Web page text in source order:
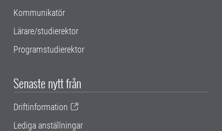
Kommunikatör
Lärare/studierektor
Programstudierektor
Senaste nytt från
Driftinformation
Lediga anställningar